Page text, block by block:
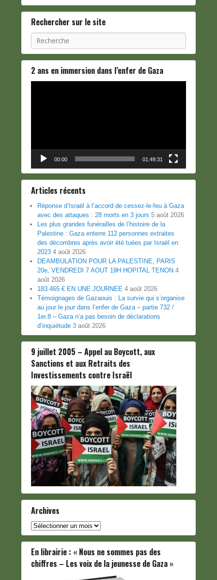
Rechercher sur le site
Recherche
2 ans en immersion dans l’enfer de Gaza
00:00 01:49:31
Articles récents
Réponse d’Israël à l’accord de cessez-le-feu à Gaza
avec des attaques : 28 morts en 3 jours 5 août 2026
Les plus grandes funérailles de l’histoire de la
Palestine : Gaza enterre 112 personnes extraites
des décombres après avoir été tuées par Israël en
2023 4 août 2026
DEAMBULATION POUR LA PALESTINE, PARIS
20e, VENDREDI 7 AOUT 19H HOPITAL TENON 4
août 2026
183.465 € EN UNE JOURNEE 4 août 2026
Témoignages de Gazaouis : La survie qui s’organise
au jour le jour dans l’enfer de Gaza – partie 732 /
1er.8 – Gaza n’a pas besoin de déclarations
d’inquiétude 3 août 2026
9 juillet 2005 – Appel au Boycott, aux
Sanctions et aux Retraits des
Investissements contre Israël
Archives
Archives
En librairie : « Nous ne sommes pas des
chiffres – Les voix de la jeunesse de Gaza »